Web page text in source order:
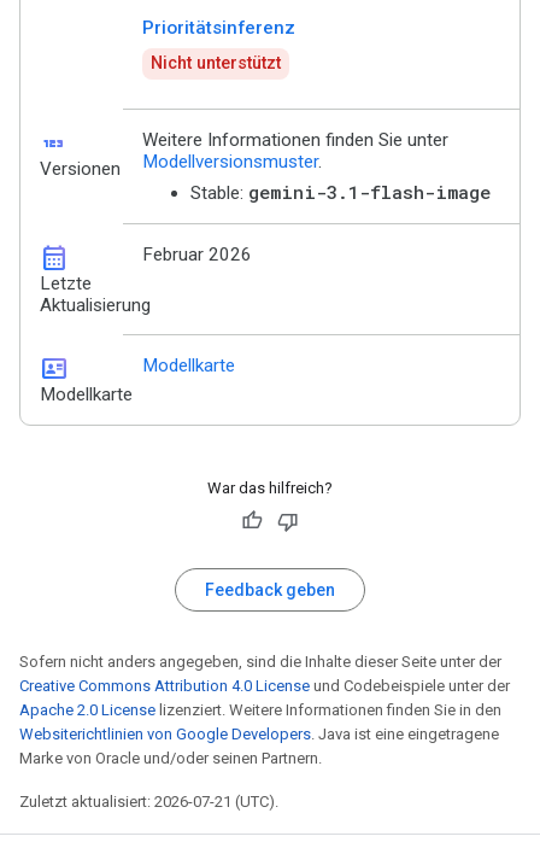
Prioritätsinferenz
Nicht unterstützt
123
Versionen
Weitere Informationen finden Sie unter
Modellversionsmuster.
Stable: gemini-3.1-flash-image
calendar_month
Letzte
Aktualisierung
Februar 2026
id_card
Modellkarte
Modellkarte
War das hilfreich?
Feedback geben
Sofern nicht anders angegeben, sind die Inhalte dieser Seite unter der
Creative Commons Attribution 4.0 License und Codebeispiele unter der
Apache 2.0 License lizenziert. Weitere Informationen finden Sie in den
Websiterichtlinien von Google Developers. Java ist eine eingetragene
Marke von Oracle und/oder seinen Partnern.
Zuletzt aktualisiert: 2026-07-21 (UTC).